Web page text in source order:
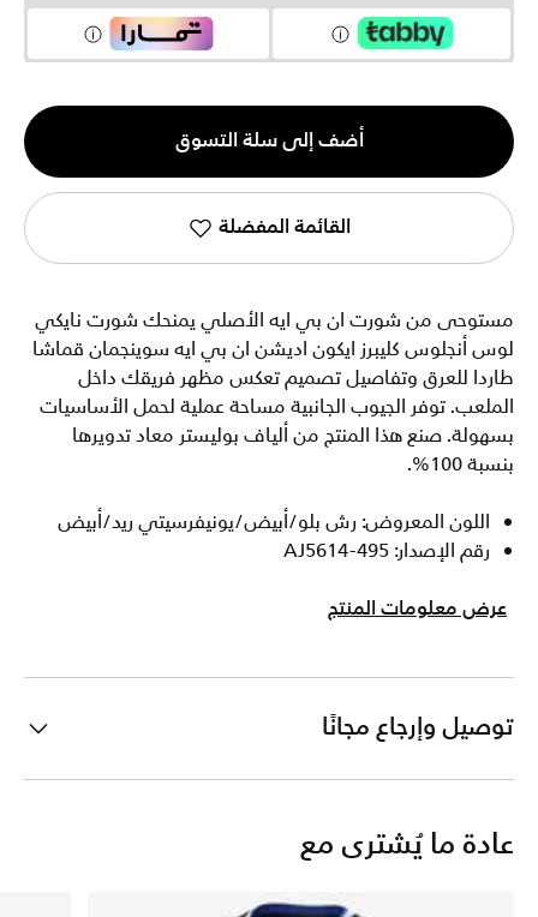
الكمية
1
أضف إلى سلة التسوق
القائمة المفضلة
مستوحى من شورت ان بي ايه الأصلي يمنحك شورت نايكي
لوس أنجلوس كليبرز ايكون اديشن ان بي ايه سوينجمان قماشا
طاردا للعرق وتفاصيل تصميم تعكس مظهر فريقك داخل
الملعب. توفر الجيوب الجانبية مساحة عملية لحمل الأساسيات
بسهولة. صنع هذا المنتج من ألياف بوليستر معاد تدويرها
بنسبة 100%.
اللون المعروض: رش بلو/أبيض/يونيفرسيتي ريد/أبيض
رقم الإصدار: AJ5614-495
عرض معلومات المنتج
توصيل وإرجاع مجانًا
عادة ما يُشترى مع